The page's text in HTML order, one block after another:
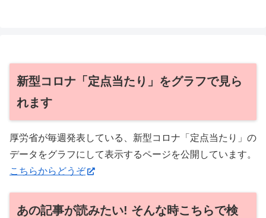
新型コロナ「定点当たり」をグラフで見ら
れます
厚労省が毎週発表している、新型コロナ「定点当たり」の
データをグラフにして表示するページを公開しています。
こちらからどうぞ
あの記事が読みたい! そんな時こちらで検